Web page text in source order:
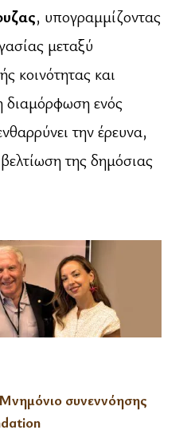
, υπογραμμίζοντας
μεταξύ
κοινότητας και
διαμόρφωση ενός
την έρευνα,
της δημόσιας
συνεννόησης